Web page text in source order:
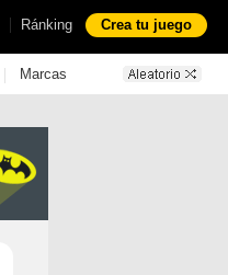
| Ránking Crea tu juego
| Marcas